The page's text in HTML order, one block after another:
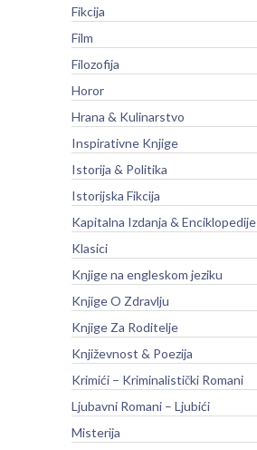
Fikcija
Film
Filozofija
Horor
Hrana & Kulinarstvo
Inspirativne Knjige
Istorija & Politika
Istorijska Fikcija
Kapitalna Izdanja & Enciklopedije
Klasici
Knjige na engleskom jeziku
Knjige O Zdravlju
Knjige Za Roditelje
Književnost & Poezija
Krimići – Kriminalistički Romani
Ljubavni Romani – Ljubići
Misterija